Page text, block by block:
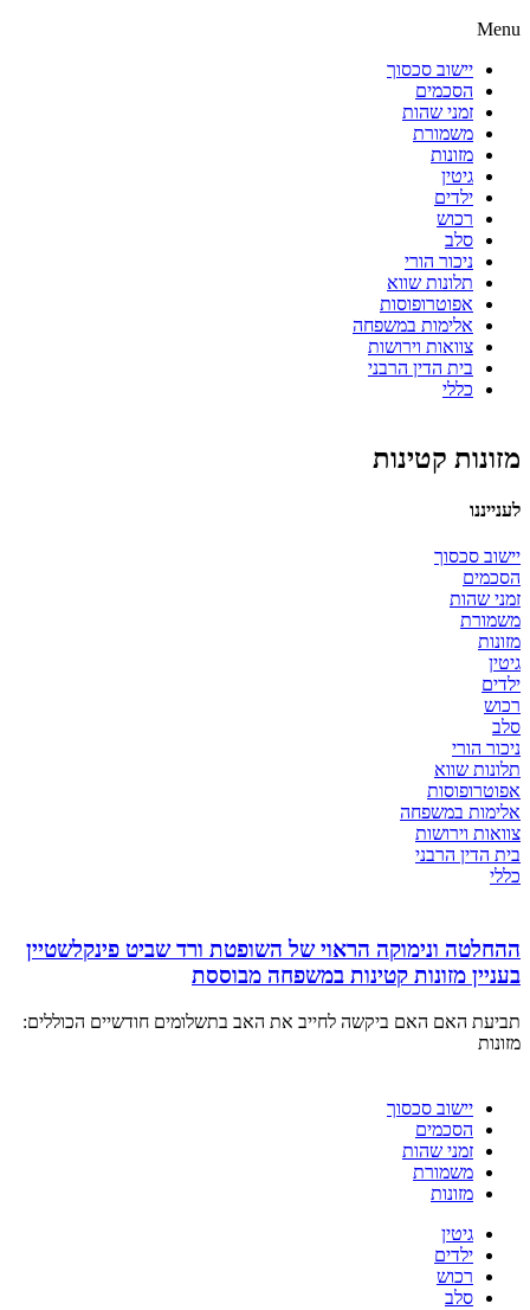
Menu
יישוב סכסוך
הסכמים
זמני שהות
משמורת
מזונות
גיטין
ילדים
רכוש
סלב
ניכור הורי
תלונות שווא
אפוטרופוסות
אלימות במשפחה
צוואות וירושות
בית הדין הרבני
כללי
מזונות קטינות
לענייננו
יישוב סכסוך
הסכמים
זמני שהות
משמורת
מזונות
גיטין
ילדים
רכוש
סלב
ניכור הורי
תלונות שווא
אפוטרופוסות
אלימות במשפחה
צוואות וירושות
בית הדין הרבני
כללי
ההחלטה ונימוקה הראוי של השופטת ורד שביט פינקלשטיין
בעניין מזונות קטינות במשפחה מבוססת
תביעת האם האם ביקשה לחייב את האב בתשלומים חודשיים הכוללים:
מזונות
יישוב סכסוך
הסכמים
זמני שהות
משמורת
מזונות
גיטין
ילדים
רכוש
סלב